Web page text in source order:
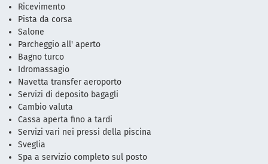
Ricevimento
Pista da corsa
Salone
Parcheggio all' aperto
Bagno turco
Idromassagio
Navetta transfer aeroporto
Servizi di deposito bagagli
Cambio valuta
Cassa aperta fino a tardi
Servizi vari nei pressi della piscina
Sveglia
Spa a servizio completo sul posto